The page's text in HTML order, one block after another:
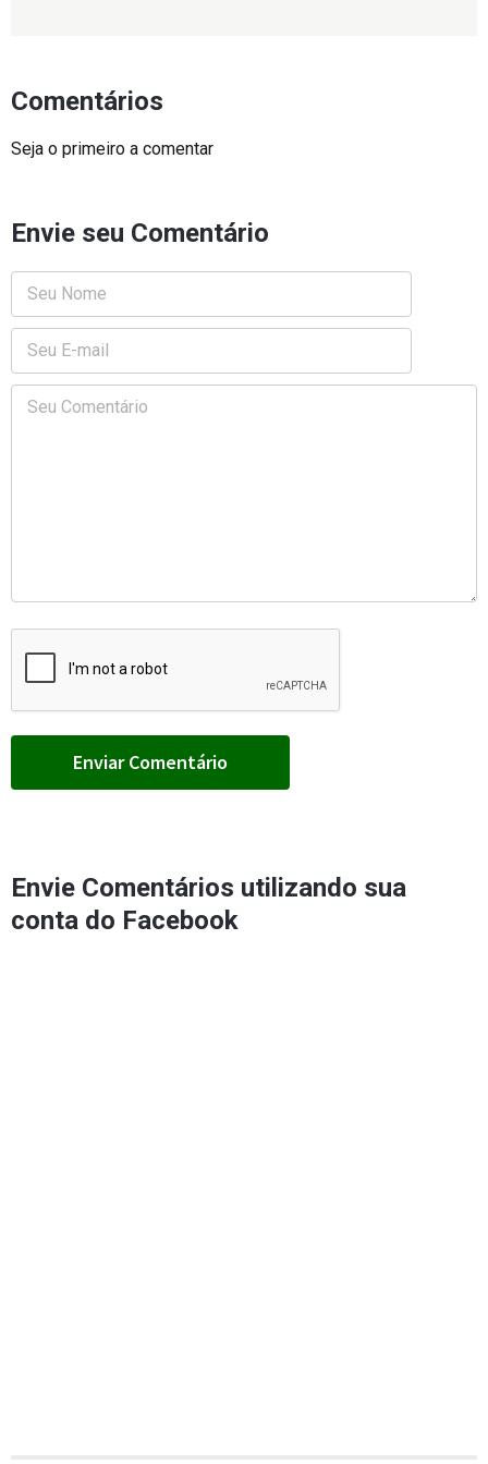
Comentários
Seja o primeiro a comentar
Envie seu Comentário
Envie Comentários utilizando sua
conta do Facebook